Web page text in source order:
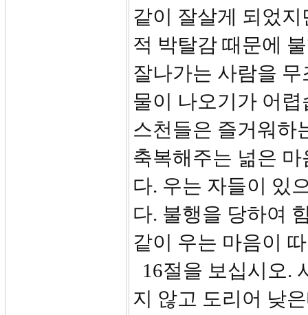
같이 잘살게 되었
적 박탈감 때문에
잘나가는 사람을
물이 나오기가 어
스천들은 즐거워하
축복해주는 넒은
다. 우는 자들이 있
다. 불행을 당하여
같이 우는 마음이
16절을 보십시오.
지 않고 도리어 낮